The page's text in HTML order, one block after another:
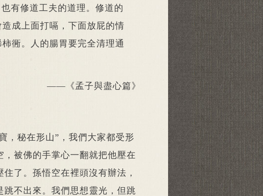
有修道工夫的道理。修道的
成上面打嗝，下面放屁的情
衕。人的腸胃要完全清理通
——《孟子與盡心篇》
，秘在形山”，我們大家都受形
被佛的手掌心一翻就把他壓在
了。孫悟空在裡頭沒有辦法，
不出來。我們思想靈光，但跳